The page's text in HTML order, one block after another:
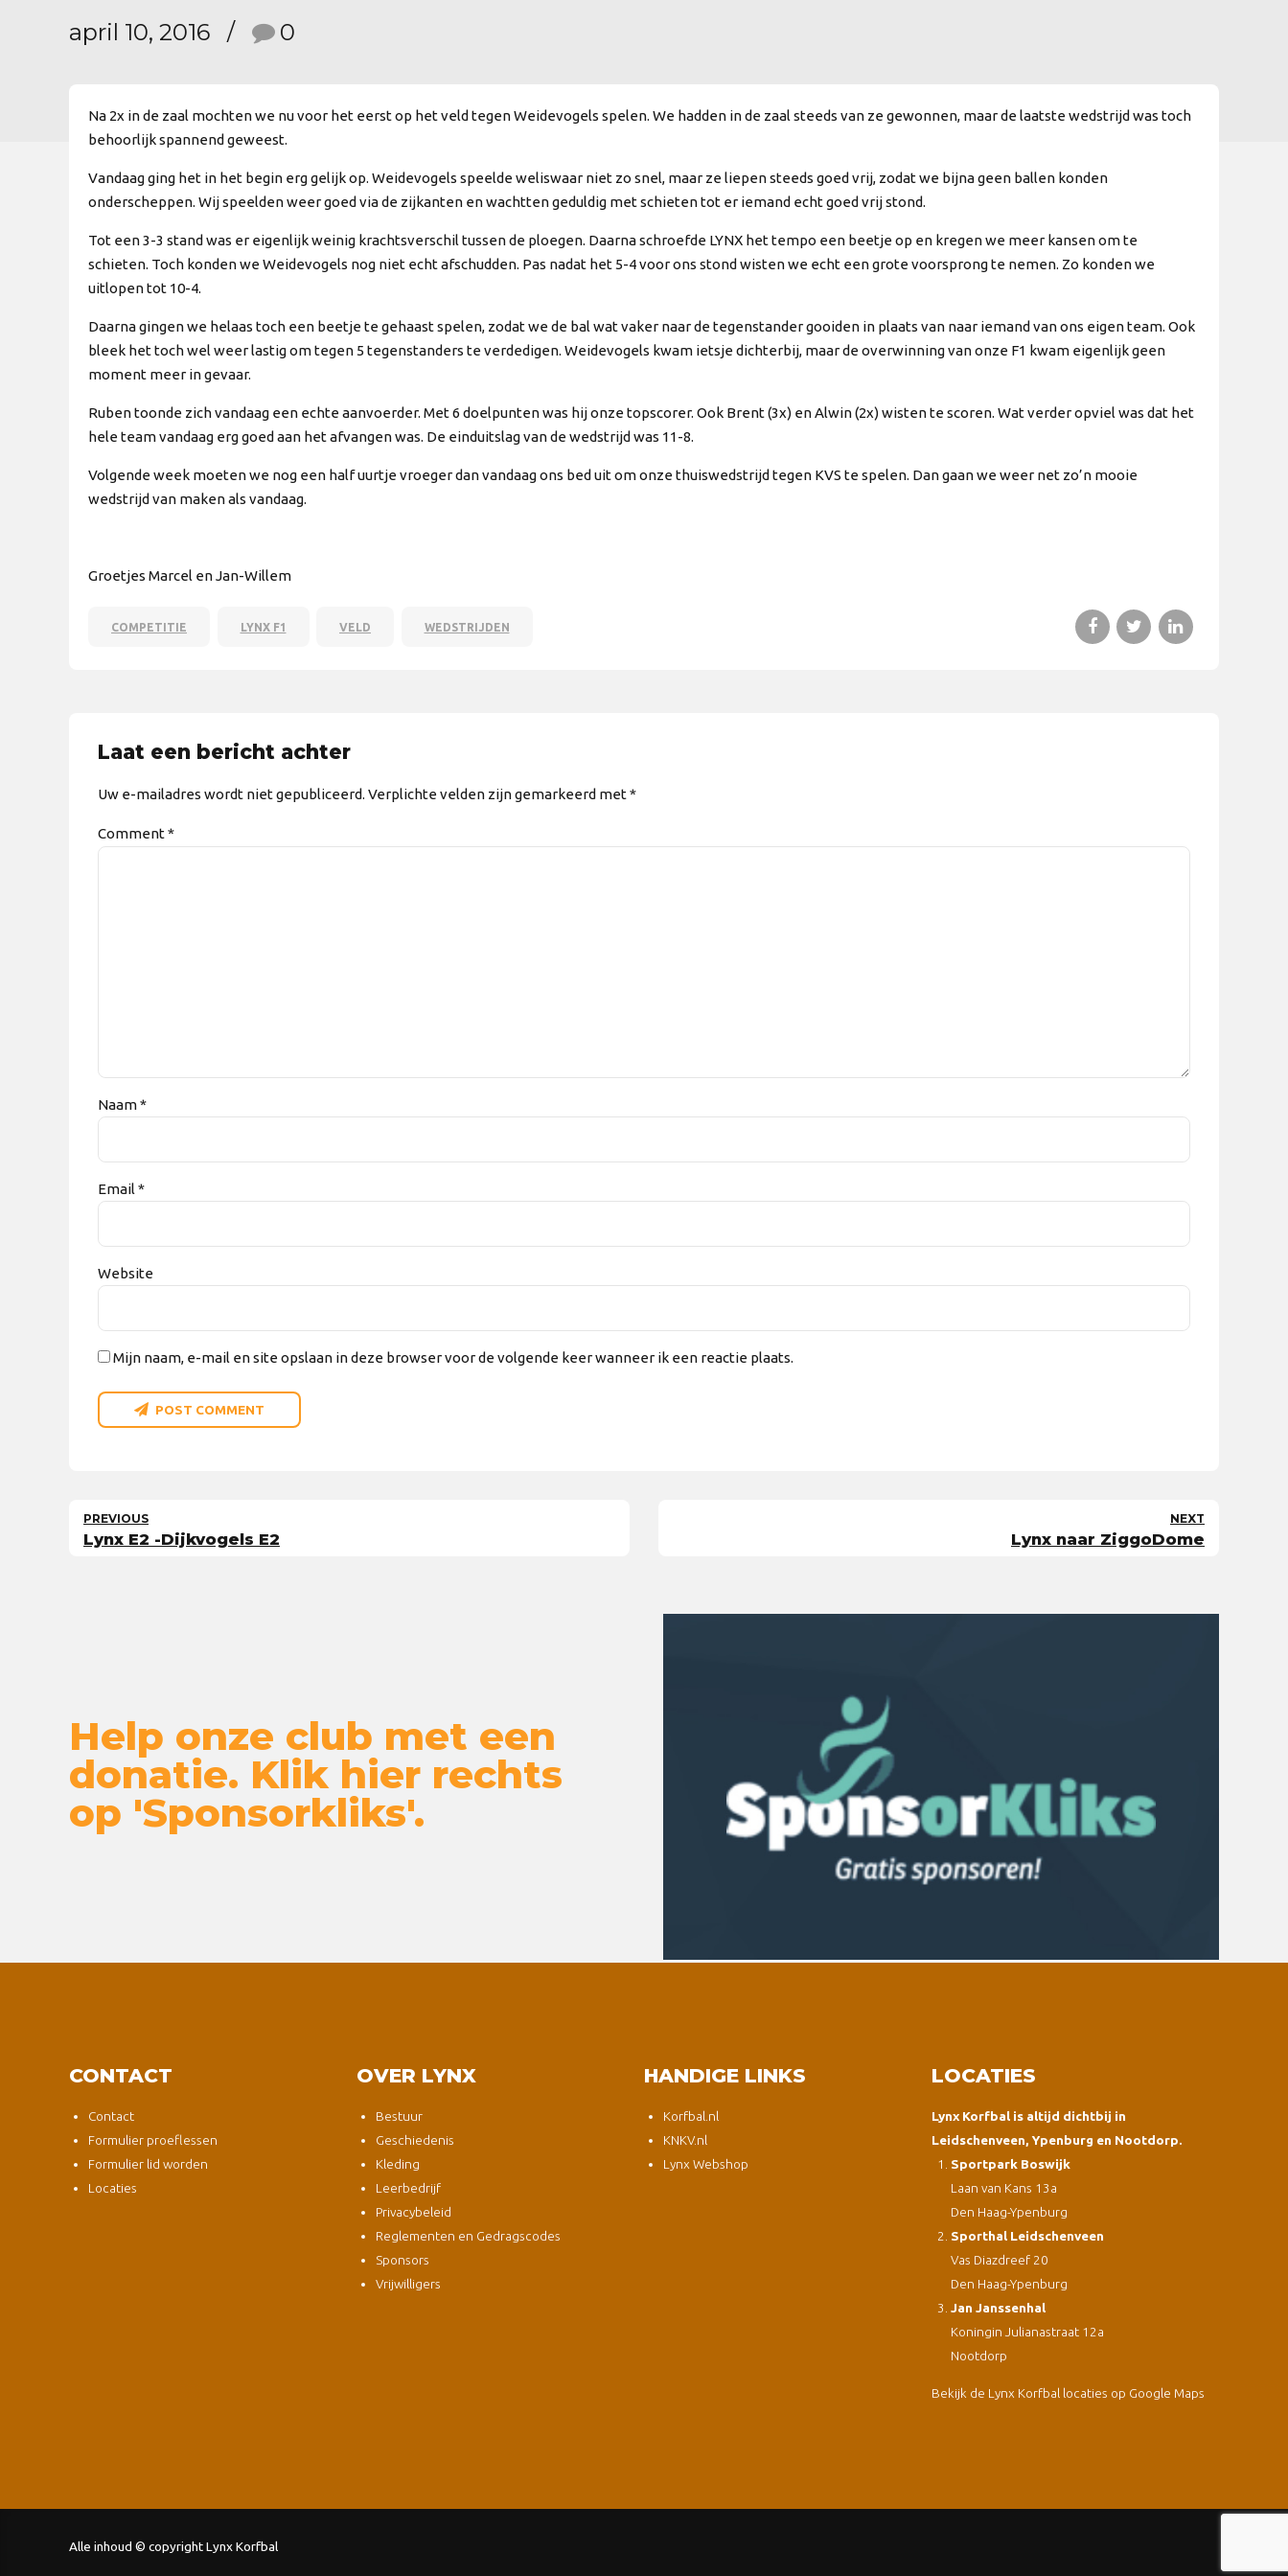
april 10, 2016 0
Na 2x in de zaal mochten we nu voor het eerst op het veld tegen Weidevogels spelen. We hadden in de zaal steeds van ze gewonnen, maar de laatste wedstrijd was toch
behoorlijk spannend geweest.
Vandaag ging het in het begin erg gelijk op. Weidevogels speelde weliswaar niet zo snel, maar ze liepen steeds goed vrij, zodat we bijna geen ballen konden
onderscheppen. Wij speelden weer goed via de zijkanten en wachtten geduldig met schieten tot er iemand echt goed vrij stond.
Tot een 3-3 stand was er eigenlijk weinig krachtsverschil tussen de ploegen. Daarna schroefde LYNX het tempo een beetje op en kregen we meer kansen om te
schieten. Toch konden we Weidevogels nog niet echt afschudden. Pas nadat het 5-4 voor ons stond wisten we echt een grote voorsprong te nemen. Zo konden we
uitlopen tot 10-4.
Daarna gingen we helaas toch een beetje te gehaast spelen, zodat we de bal wat vaker naar de tegenstander gooiden in plaats van naar iemand van ons eigen team. Ook
bleek het toch wel weer lastig om tegen 5 tegenstanders te verdedigen. Weidevogels kwam ietsje dichterbij, maar de overwinning van onze F1 kwam eigenlijk geen
moment meer in gevaar.
Ruben toonde zich vandaag een echte aanvoerder. Met 6 doelpunten was hij onze topscorer. Ook Brent (3x) en Alwin (2x) wisten te scoren. Wat verder opviel was dat het
hele team vandaag erg goed aan het afvangen was. De einduitslag van de wedstrijd was 11-8.
Volgende week moeten we nog een half uurtje vroeger dan vandaag ons bed uit om onze thuiswedstrijd tegen KVS te spelen. Dan gaan we weer net zo’n mooie
wedstrijd van maken als vandaag.
Groetjes Marcel en Jan-Willem
COMPETITIE LYNX F1 VELD WEDSTRIJDEN
Laat een bericht achter
Uw e-mailadres wordt niet gepubliceerd. Verplichte velden zijn gemarkeerd met *
Comment*
Naam *
Email *
Website
Mijn naam, e-mail en site opslaan in deze browser voor de volgende keer wanneer ik een reactie plaats.
POST COMMENT
PREVIOUS
Lynx E2 -Dijkvogels E2
NEXT
Lynx naar ZiggoDome
Help onze club met een
donatie. Klik hier rechts
op 'Sponsorkliks'.
CONTACT
Contact
Formulier proeflessen
Formulier lid worden
Locaties
OVER LYNX
Bestuur
Geschiedenis
Kleding
Leerbedrijf
Privacybeleid
Reglementen en Gedragscodes
Sponsors
Vrijwilligers
HANDIGE LINKS
Korfbal.nl
KNKV.nl
Lynx Webshop
LOCATIES
Lynx Korfbal is altijd dichtbij in
Leidschenveen, Ypenburg en Nootdorp.
Sportpark Boswijk
Laan van Kans 13a
Den Haag-Ypenburg
Sporthal Leidschenveen
Vas Diazdreef 20
Den Haag-Ypenburg
Jan Janssenhal
Koningin Julianastraat 12a
Nootdorp
Bekijk de Lynx Korfbal locaties op Google Maps
Alle inhoud © copyright Lynx Korfbal